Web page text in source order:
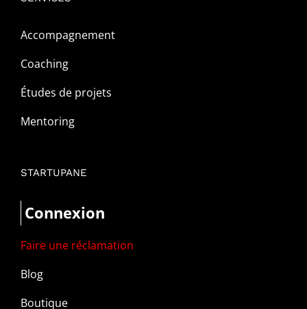
Accompagnement
Coaching
Études de projets
Mentoring
STARTUPANE
Connexion
Faire une réclamation
Blog
Boutique